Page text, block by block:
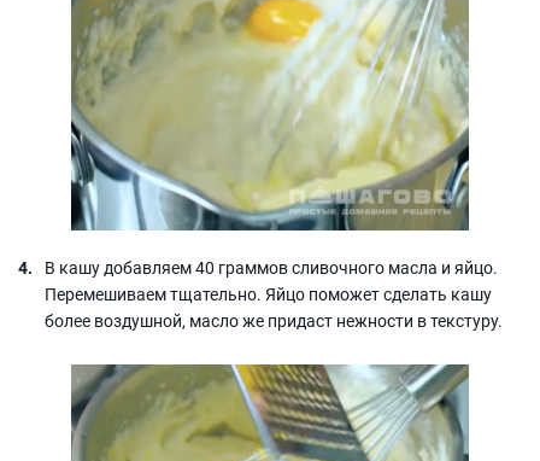
В кашу добавляем 40 граммов сливочного масла и яйцо.
Перемешиваем тщательно. Яйцо поможет сделать кашу
более воздушной, масло же придаст нежности в текстуру.